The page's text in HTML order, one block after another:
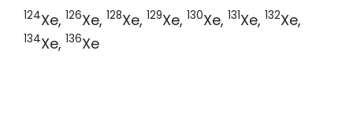
124Xe, 126Xe, 128Xe, 129Xe, 130Xe, 131Xe, 132Xe,
134Xe, 136Xe